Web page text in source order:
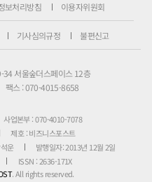
보처리방침 이용자위원회
기사심의규정 불편신고
34 서울숲더스페이스 12층
팩스 : 070-4015-8658
사업본부 : 070-4010-7078
제호 : 비즈니스포스트
운
발행일자: 2013년 12월 2일
ISSN : 2636-171X
. All rights reserved.